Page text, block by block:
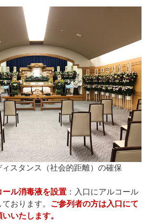
ィスタンス（社会的距離）の確保
ル消毒液を設置：入口にアルコール
おります。 ご参列者の方は入口にて
いたします。